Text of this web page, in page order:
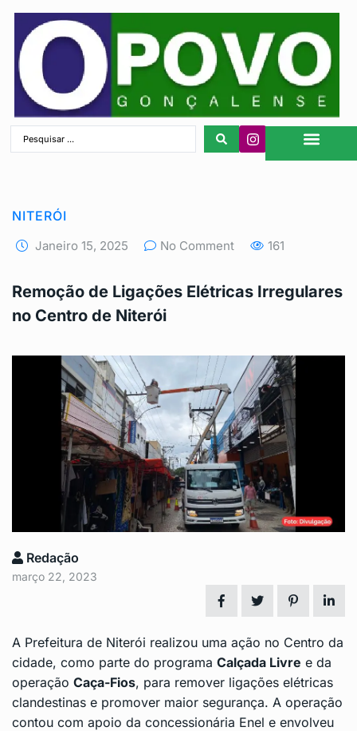
NITERÓI
Janeiro 15, 2025 No Comment 161
Remoção de Ligações Elétricas Irregulares
no Centro de Niterói
Redação
março 22, 2023
A Prefeitura de Niterói realizou uma ação no Centro da
cidade, como parte do programa Calçada Livre e da
operação Caça-Fios, para remover ligações elétricas
clandestinas e promover maior segurança. A operação
contou com apoio da concessionária Enel e envolveu